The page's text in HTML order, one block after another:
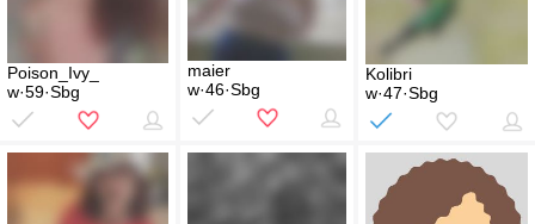
Poison_Ivy_
w·59·Sbg
maier
w·46·Sbg
Kolibri
w·47·Sbg